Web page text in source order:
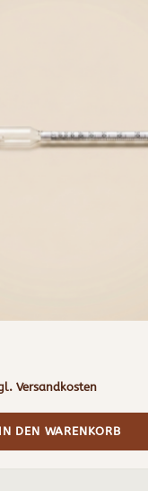
Versandkosten
IN DEN WARENKORB